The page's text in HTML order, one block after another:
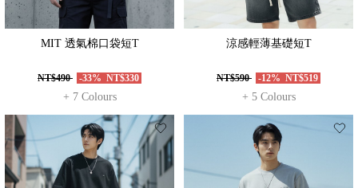
MIT 透氣棉口袋短T
NT$490 -33% NT$330
+ 7 Colours
涼感輕薄基礎短T
NT$590 -12% NT$519
+ 5 Colours